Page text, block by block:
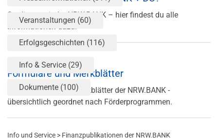
Veranstaltungen (60)
Erfolgsgeschichten (116)
Info & Service (29)
Dokumente (100)
Studieren mit der NRW.BANK – hier findest du alle
Informationen dazu.
Förderung > Formulare
Formulare und Merkblätter
Alle Formulare und Merkblätter der NRW.BANK -
übersichtlich geordnet nach Förderprogrammen.
Info und Service > Finanzpublikationen der NRW.BANK